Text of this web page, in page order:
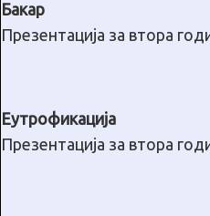
Бакар
Презентација за втора
Еутрофикација
Презентација за втора